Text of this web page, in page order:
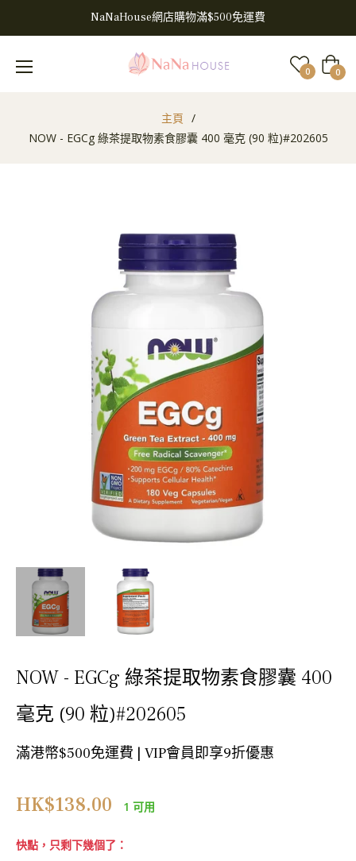
NaNaHouse網店購物滿$500免運費
0 大
車 0
主頁 /
NOW - EGCg 綠茶提取物素食膠囊 400 毫克 (90 粒)#202605
NOW - EGCg 綠茶提取物素食膠囊 400
毫克 (90 粒)#202605
滿港幣$500免運費 | VIP會員即享9折優惠
正
價
HK$138.00 1 可用
快點，只剩下幾個了：